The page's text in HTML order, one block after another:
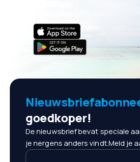
Alles wat belangrijk is,
goedkoper!
De nieuwsbrief bevat speciale
je nergens anders vindt.Meld je
E-mailadres invoeren